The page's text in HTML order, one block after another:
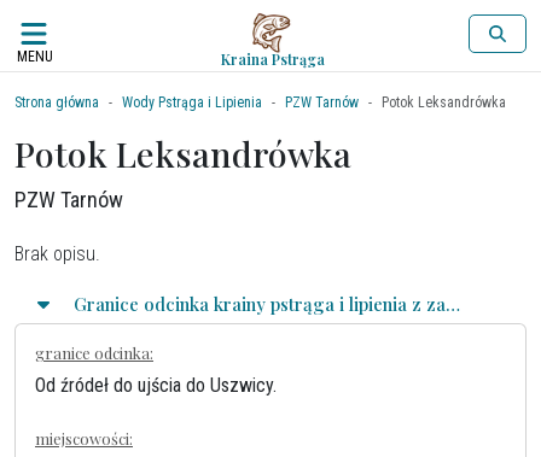
MENU Kraina Pstrąga
Strona główna Wody Pstrąga i Lipienia PZW Tarnów Potok Leksandrówka
Potok Leksandrówka
PZW Tarnów
Brak opisu.
Granice odcinka krainy pstrąga i lipienia z zasadami połowu
granice odcinka:
Od źródeł do ujścia do Uszwicy.
miejscowości: